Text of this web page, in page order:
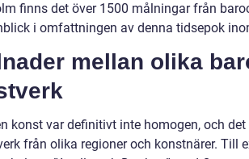
finns det över 1500 målningar från
i omfattningen av denna tidsepok
mellan olika
konst var definitivt inte homogen, och
från olika regioner och konstnärer. Till